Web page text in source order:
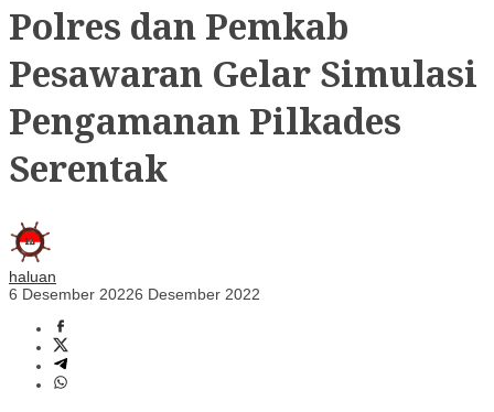
Polres dan Pemkab
Pesawaran Gelar Simulasi
Pengamanan Pilkades
Serentak
haluan
6 Desember 20226 Desember 2022